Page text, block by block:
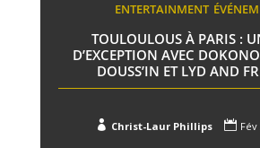
ENTERTAINMENT
TOULOULOUS À PARIS :
D’EXCEPTION AVEC
DOUSS’IN ET LYD AND
 Christ-Laur Phillips  Fév